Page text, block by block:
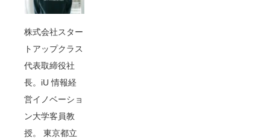
株式会社スター
トアップクラス
代表取締役社
長。iU 情報経
営イノベーショ
ン大学客員教
授。 東京都立